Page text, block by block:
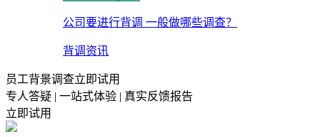
公司要进行背调 一般做哪些调查？
背调资讯
员工背景调查立即试用
专人答疑 | 一站式体验 | 真实反馈报告
立即试用